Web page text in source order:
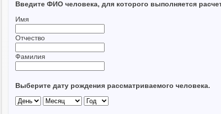
Введите ФИО человека, для которого выполняется
Имя
Отчество
Фамилия
Выберите дату рождения рассматриваемого человека.